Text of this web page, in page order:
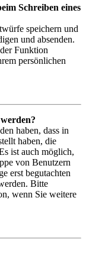
Schreiben eines
speichern und
und absenden.
Funktion
persönlichen
haben, dass in
haben, die
ist auch möglich,
von Benutzern
erst begutachten
Bitte
wenn Sie weitere